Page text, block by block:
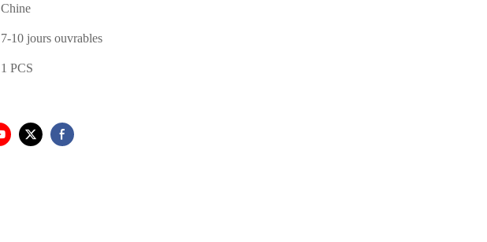
Chine
7-10 jours ouvrables
1 PCS